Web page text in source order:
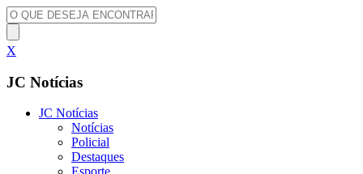
X
JC Notícias
JC Notícias
Notícias
Policial
Destaques